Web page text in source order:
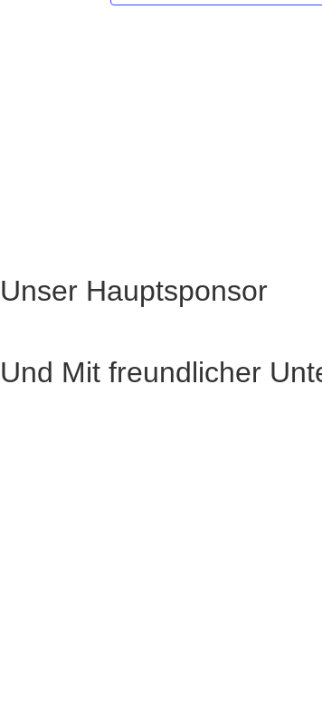
Unser Hauptsponsor
Und Mit freundlicher